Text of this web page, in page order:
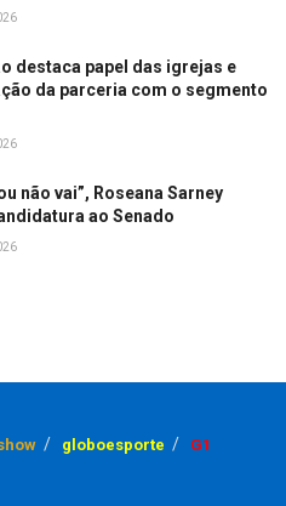
destaca papel das igrejas e
da parceria com o segmento
não vai”, Roseana Sarney
ao Senado
globoesporte G1